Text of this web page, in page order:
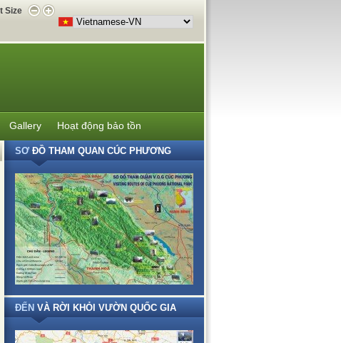
Size
Gallery Hoạt động bảo tồn
SƠĐỒ THAM QUAN CÚC PHƯƠNG
ĐẾN VÀ RỜI KHỎI VƯỜN QUỐC GIA